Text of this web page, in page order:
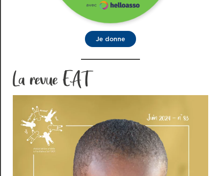
Je donne
La revue EAT